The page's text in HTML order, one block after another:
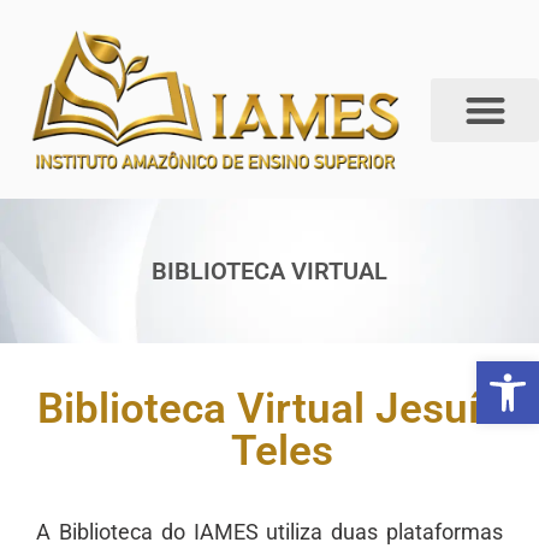
Abrir
BIBLIOTECA VIRTUAL
Biblioteca Virtual Jesuína
Teles
A Biblioteca do IAMES utiliza duas plataformas